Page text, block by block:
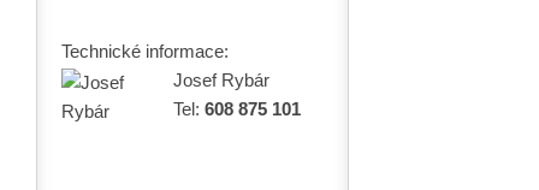
Technické informace:
Josef Rybár
Tel: 608 875 101